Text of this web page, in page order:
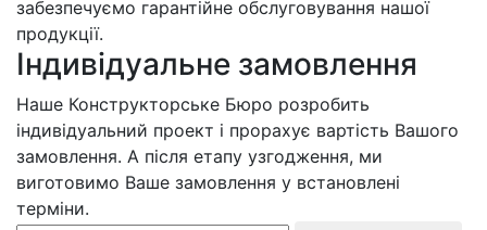
забезпечуємо гарантійне обслуговування нашої
продукції.
Індивідуальне замовлення
Наше Конструкторське Бюро розробить
індивідуальний проект і прорахує вартість Вашого
замовлення. А після етапу узгодження, ми
виготовимо Ваше замовлення у встановлені
терміни.